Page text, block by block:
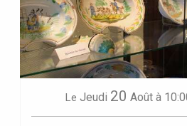
Le Jeudi 20 Août à